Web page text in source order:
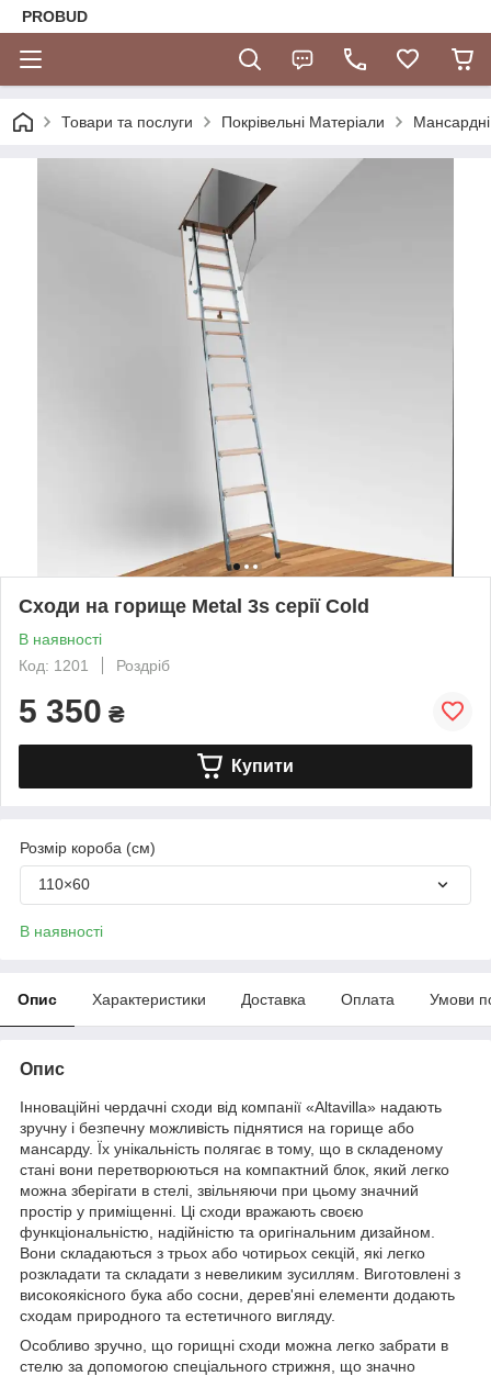
PROBUD
Товари та послуги Покрівельні Матеріали
Сходи на горище Metal 3s серії Cold
В наявності
Код: 1201
Роздріб
5 350 ₴
Купити
Розмір короба (см)
110×60
В наявності
Опис Характеристики Доставка Оплата Умови
Опис
Інноваційні чердачні сходи від компанії «Altavilla» надають
зручну і безпечну можливість піднятися на горище або
мансарду. Їх унікальність полягає в тому, що в складеному
стані вони перетворюються на компактний блок, який легко
можна зберігати в стелі, звільняючи при цьому значний
простір у приміщенні. Ці сходи вражають своєю
функціональністю, надійністю та оригінальним дизайном.
Вони складаються з трьох або чотирьох секцій, які легко
розкладати та складати з невеликим зусиллям. Виготовлені з
високоякісного бука або сосни, дерев'яні елементи додають
сходам природного та естетичного вигляду.
Особливо зручно, що горищні сходи можна легко забрати в
стелю за допомогою спеціального стрижня, що значно